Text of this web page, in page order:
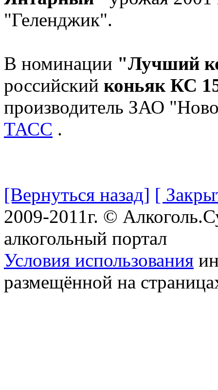
"Геленджик".
В номинации "Лучший
российский коньяк КС
производитель ЗАО
ТАСС .
[Вернуться назад] [
2009-2011г. ©
алкогольный портал
Условия использования
размещённой на